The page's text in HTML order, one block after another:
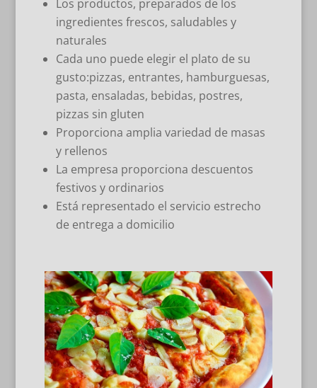
Los productos, preparados de los
ingredientes frescos, saludables y
naturales
Cada uno puede elegir el plato de su
gusto:pizzas, entrantes, hamburguesas,
pasta, ensaladas, bebidas, postres,
pizzas sin gluten
Proporciona amplia variedad de masas
y rellenos
La empresa proporciona descuentos
festivos y ordinarios
Está representado el servicio estrecho
de entrega a domicilio